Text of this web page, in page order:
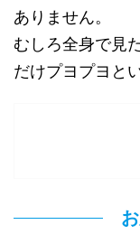
ありません。
むしろ全身で見
だけプヨプヨと